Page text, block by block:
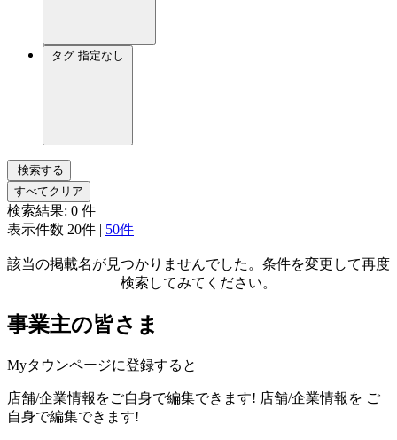
タグ 指定なし
検索する
すべてクリア
検索結果: 0 件
表示件数 20件 | 50件
該当の掲載名が見つかりませんでした。条件を変更して再度
検索してみてください。
事業主の皆さま
Myタウンページに登録すると
店舗/企業情報をご自身で編集できます! 店舗/企業情報を ご
自身で編集できます!